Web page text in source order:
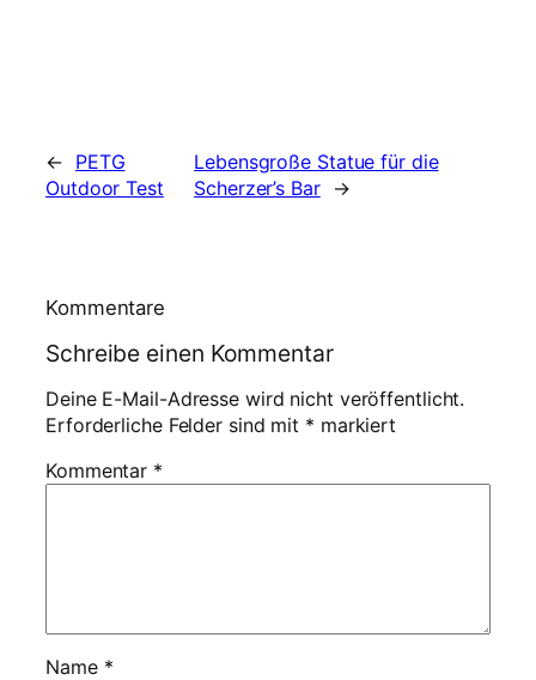
← PETG
Outdoor Test
Lebensgroße Statue für die
Scherzer’s Bar
→
Kommentare
Schreibe einen Kommentar
Deine E-Mail-Adresse wird nicht veröffentlicht.
Erforderliche Felder sind mit * markiert
Kommentar *
Name *